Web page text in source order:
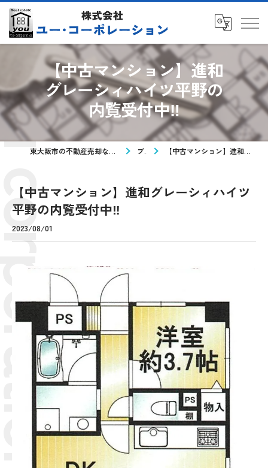
【中古マンション】進和
グレーシィハイツ平野の
内覧受付中‼
東大阪市の不動産売却なら株式会社ユー・コーポレーション ブログ 【中古マンション】進和グレーシィハイツ平野の内覧受付中‼
【中古マンション】進和グレーシィハイツ
平野の内覧受付中‼
2023/08/01